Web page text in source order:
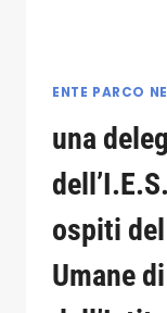
ENTE PARCO
una
ospiti
Umane